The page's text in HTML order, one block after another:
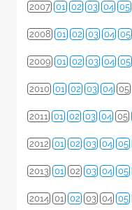
2007 01 02 03 04 05
2008 01 02 03 04 05
2009 01 02 03 04 05
2010 01 02 03 04 05
2011 01 02 03 04 05
2012 01 02 03 04 05
2013 01 02 03 04 05
2014 01 02 03 04 05